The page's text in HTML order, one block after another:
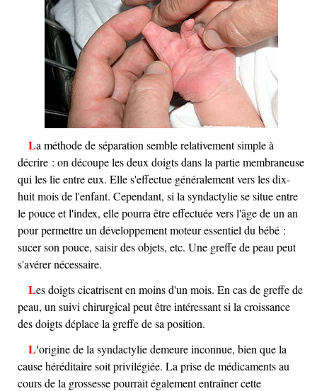
La méthode de séparation semble relativement simple à
décrire : on découpe les deux doigts dans la partie membraneuse
qui les lie entre eux. Elle s'effectue généralement vers les dix-
huit mois de l'enfant. Cependant, si la syndactylie se situe entre
le pouce et l'index, elle pourra être effectuée vers l'âge de un an
pour permettre un développement moteur essentiel du bébé :
sucer son pouce, saisir des objets, etc. Une greffe de peau peut
s'avérer nécessaire.
Les doigts cicatrisent en moins d'un mois. En cas de greffe de
peau, un suivi chirurgical peut être intéressant si la croissance
des doigts déplace la greffe de sa position.
L'origine de la syndactylie demeure inconnue, bien que la
cause héréditaire soit privilégiée. La prise de médicaments au
cours de la grossesse pourrait également entraîner cette